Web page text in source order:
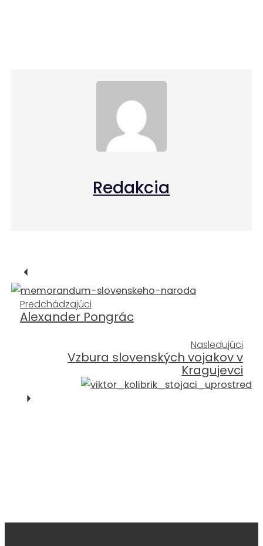
Redakcia
Predchádzajúci
Alexander Pongrác
Nasledujúci
Vzbura slovenských vojakov v
Kragujevci